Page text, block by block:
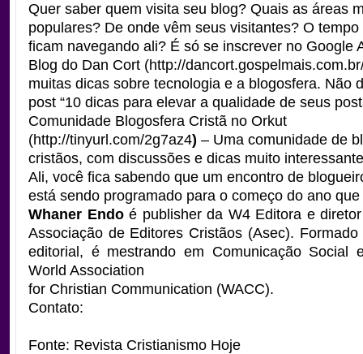
Quer saber quem visita seu blog? Quais as áreas
populares? De onde vêm seus visitantes? O tempo
ficam navegando ali? É só se inscrever no Google
Blog do Dan Cort (http://
muitas dicas sobre tecnologia e a blogosfera. Não
post “10 dicas para elevar a qualidade de seus
Comunidade Blogosfera Cristã no Orkut
(http://tinyurl.com/2g7az4) – Uma comunidade de
cristãos, com discussões e dicas muito
Ali, você fica sabendo que um encontro de
está sendo programado para o começo do ano
Whaner Endoé publisher da W4 Editora e
Associação de Editores Cristãos (Asec).
editorial, é mestrando em Comunicação Social
World Association
for Christian Communication (WACC).
Contato:
Fonte: Revista Cristianismo Hoje